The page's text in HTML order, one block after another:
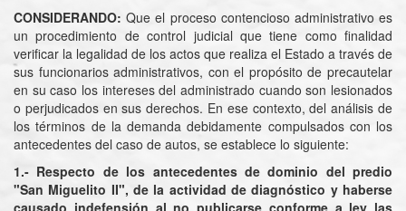
CONSIDERANDO:Que el proceso contencioso administrativo es
un procedimiento de control judicial que tiene como finalidad
verificar la legalidad de los actos que realiza el Estado a través de
sus funcionarios administrativos, con el propósito de precautelar
en su caso los intereses del administrado cuando son lesionados
o perjudicados en sus derechos. En ese contexto, del análisis de
los términos de la demanda debidamente compulsados con los
antecedentes del caso de autos, se establece lo siguiente:
1.- Respecto de los antecedentes de dominio del predio
"San Miguelito II", de la actividad de diagnóstico y haberse
causado indefensión al no publicarse conforme a ley las